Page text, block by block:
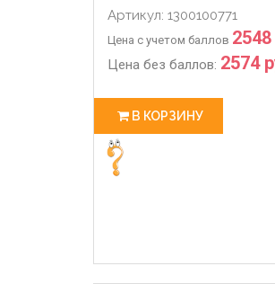
Артикул: 1300100771
Цена с учетом баллов 2548
Цена без баллов: 2574
В КОРЗИНУ